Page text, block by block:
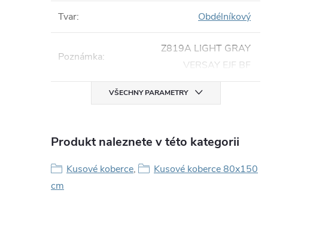
Tvar: Obdélníkový
Poznámka:
Z819A LIGHT GRAY
VERSAY EJF BF
VŠECHNY PARAMETRY
Produkt naleznete v této kategorii
Kusové koberce,
Kusové koberce 80x150
cm